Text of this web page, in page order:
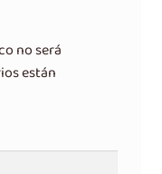
no será
están